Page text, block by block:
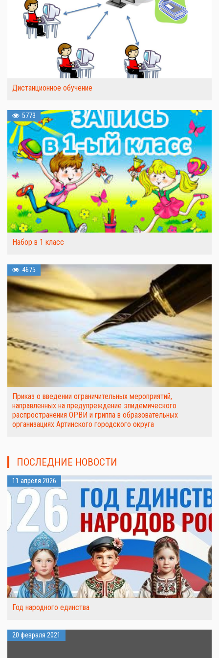
Дистанционное обучение
5773
Набор в 1 класс
4675
Приказ о введении ограничительных мероприятий,
направленных на предупреждение эпидемического
распространения ОРВИ и гриппа в образовательных
организациях Артинского городского округа
ПОСЛЕДНИЕ НОВОСТИ
11 апреля 2026
Год народного единства
20 февраля 2021